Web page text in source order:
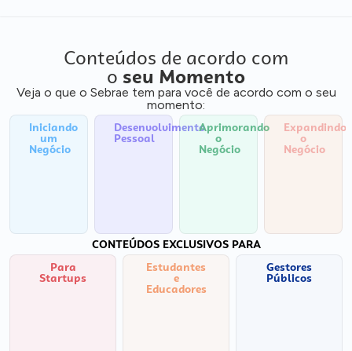
Conteúdos de acordo com
o seu Momento
Veja o que o Sebrae tem para você de acordo com o seu
momento:
Iniciando
um
Negócio
Desenvolvimento
Pessoal
Aprimorando
o
Negócio
Expandindo
o
Negócio
CONTEÚDOS EXCLUSIVOS PARA
Para
Startups
Estudantes
e
Educadores
Gestores
Públicos